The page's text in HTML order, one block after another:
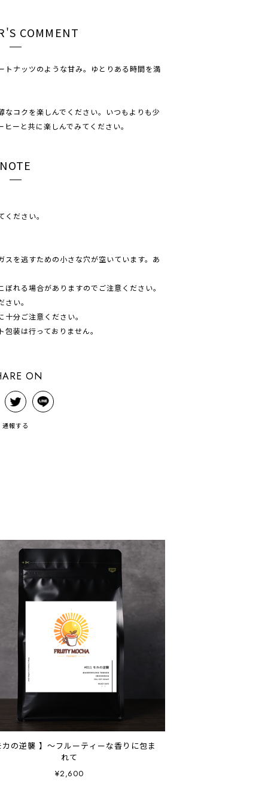
COMMENT
トナッツのような甘み。ゆとりある時間を満
コクを楽しんでください。いつもよりも少
ーと共に楽しんでみてください。
NOTE
ださい。
を逃すための小さな穴が空いています。あ
れる場合がありますのでご注意ください。
い。
分ご注意ください。
装は行っておりません。
ON
通報する
の逆襲 】～フルーティーな香りに包ま
れて
¥2,600